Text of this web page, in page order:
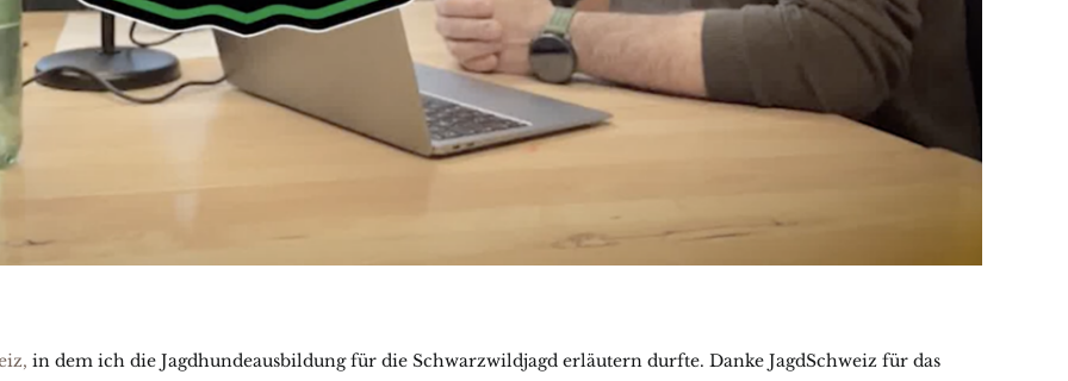
in dem ich die Jagdhundeausbildung für die Schwarzwildjagd erläutern durfte. Danke JagdSchweiz für das